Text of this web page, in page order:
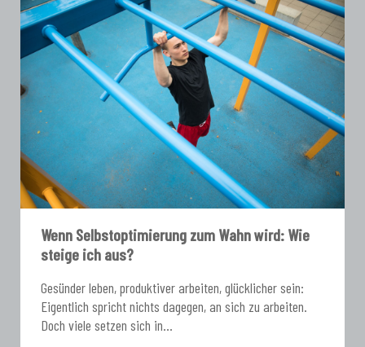
Wenn Selbstoptimierung zum Wahn wird: Wie
steige ich aus?
Gesünder leben, produktiver arbeiten, glücklicher sein:
Eigentlich spricht nichts dagegen, an sich zu arbeiten.
Doch viele setzen sich in...